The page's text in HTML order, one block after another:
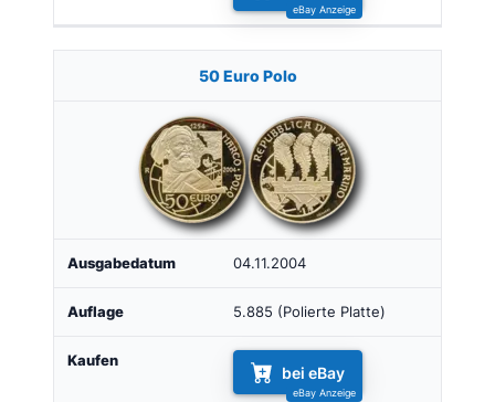
50 Euro Polo
04.11.2004
5.885 (Polierte Platte)
bei eBay